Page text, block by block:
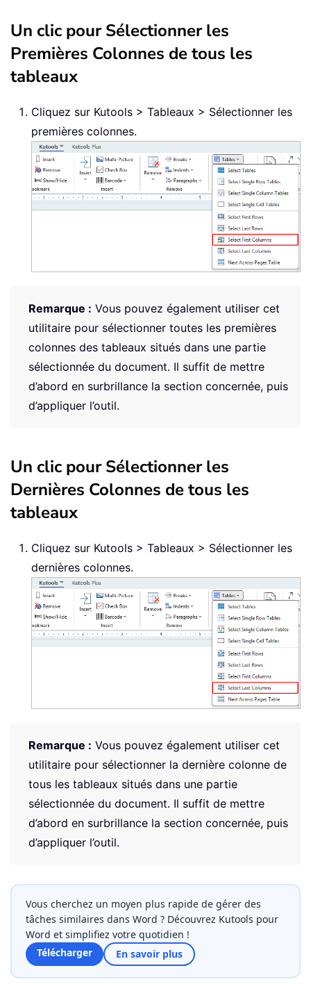
Un clic pour Sélectionner les
Premières Colonnes de tous les
tableaux
Cliquez sur Kutools > Tableaux > Sélectionner les
premières colonnes.
Remarque : Vous pouvez également utiliser cet
utilitaire pour sélectionner toutes les premières
colonnes des tableaux situés dans une partie
sélectionnée du document. Il suffit de mettre
d’abord en surbrillance la section concernée, puis
d’appliquer l’outil.
Un clic pour Sélectionner les
Dernières Colonnes de tous les
tableaux
Cliquez sur Kutools > Tableaux > Sélectionner les
dernières colonnes.
Remarque : Vous pouvez également utiliser cet
utilitaire pour sélectionner la dernière colonne de
tous les tableaux situés dans une partie
sélectionnée du document. Il suffit de mettre
d’abord en surbrillance la section concernée, puis
d’appliquer l’outil.
Vous cherchez un moyen plus rapide de gérer des
tâches similaires dans Word ? Découvrez Kutools pour
Word et simplifiez votre quotidien !
Télécharger
En savoir plus